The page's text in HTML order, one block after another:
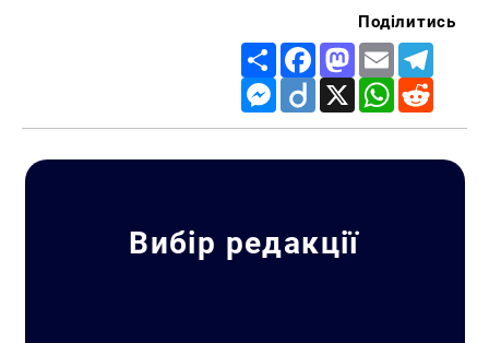
Поділитись
Share FacebookMastodon
Email
Messenger
Diigo X WhatsApp
Вибір редакції